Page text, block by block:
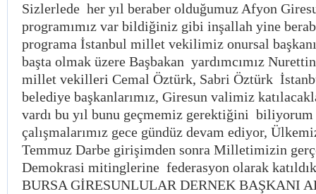
Sizlerlede her yıl beraber olduğumuz Afyon
programımız var bildiğiniz gibi inşallah yine
programa İstanbul millet vekilimiz onursal
başta olmak üzere Başbakan yardımcımız
millet vekilleri Cemal Öztürk, Sabri Öztürk
belediye başkanlarımız, Giresun valimiz
vardı bu yıl bunu geçmemiz gerektiğini biliyorum
çalışmalarımız gece gündüz devam ediyor,
Temmuz Darbe girişimden sonra Milletimizin
Demokrasi mitinglerine federasyon olarak
BURSA GİRESUNLULAR DERNEK BAŞKANI